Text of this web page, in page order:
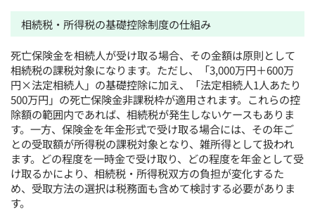
相続税・所得税の基礎控除制度の仕組み
死亡保険金を相続人が受け取る場合、その金額は原則として
相続税の課税対象になります。ただし、「3,000万円＋600万
円×法定相続人」の基礎控除に加え、「法定相続人1人あたり
500万円」の死亡保険金非課税枠が適用されます。これらの控
除額の範囲内であれば、相続税が発生しないケースもありま
す。一方、保険金を年金形式で受け取る場合には、その年ご
との受取額が所得税の課税対象となり、雑所得として扱われ
ます。どの程度を一時金で受け取り、どの程度を年金として受
け取るかにより、相続税・所得税双方の負担が変化するた
め、受取方法の選択は税務面も含めて検討する必要がありま
す。